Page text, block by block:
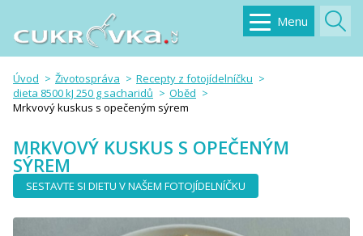
Menu
Úvod Životospráva
Recepty z fotojídelníčku
dieta 8500 kJ 250 g sacharidů
Oběd
Mrkvový kuskus s opečeným sýrem
MRKVOVÝ KUSKUS S OPEČENÝM
SÝREM
SESTAVTE SI DIETU V NAŠEM FOTOJÍDELNÍČKU